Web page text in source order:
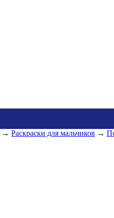
→ Раскраски для мальчиков →